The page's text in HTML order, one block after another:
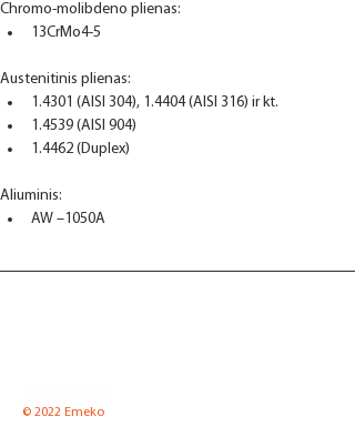
Chromo-molibdeno plienas:
13CrMo4-5
Austenitinis plienas:
1.4301 (AISI 304), 1.4404 (AISI 316) ir kt.
1.4539 (AISI 904)
1.4462 (Duplex)
Aliuminis:
AW –1050A
© 2022 Emeko